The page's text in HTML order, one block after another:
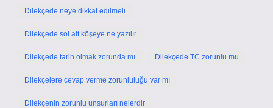
Dilekçede neye dikkat edilmeli
Dilekçede sol alt köşeye ne yazılır
Dilekçede tarih olmak zorunda mı Dilekçede TC zorunlu mu
Dilekçelere cevap verme zorunluluğu var mı
Dilekçenin zorunlu unsurları nelerdir